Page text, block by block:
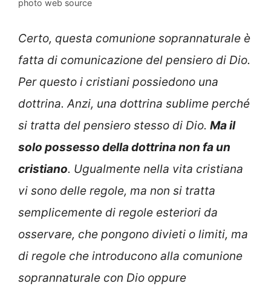
photo web source
Certo, questa comunione soprannaturale è
fatta di comunicazione del pensiero di Dio.
Per questo i cristiani possiedono una
dottrina. Anzi, una dottrina sublime perché
si tratta del pensiero stesso di Dio. Ma il
solo possesso della dottrina non fa un
cristiano. Ugualmente nella vita cristiana
vi sono delle regole, ma non si tratta
semplicemente di regole esteriori da
osservare, che pongono divieti o limiti, ma
di regole che introducono alla comunione
soprannaturale con Dio oppure